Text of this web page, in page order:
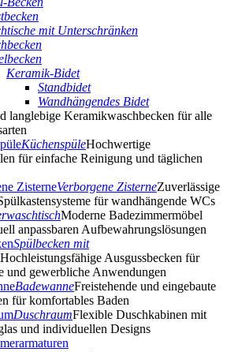
mit Unterschränken
Keramik-Bidet
Standbidet
Wandhängendes Bidet
langlebige Keramikwaschbecken für alle
KüchenspüleHochwertige
für einfache Reinigung und täglichen
Verborgene ZisterneZuverlässige
für wandhängende WCs
Moderne Badezimmermöbel
anpassbaren Aufbewahrungslösungen
Spülbecken mit
Hochleistungsfähige Ausgussbecken für
und gewerbliche Anwendungen
BadewanneFreistehende und eingebaute
für komfortables Baden
DuschraumFlexible Duschkabinen mit
und individuellen Designs